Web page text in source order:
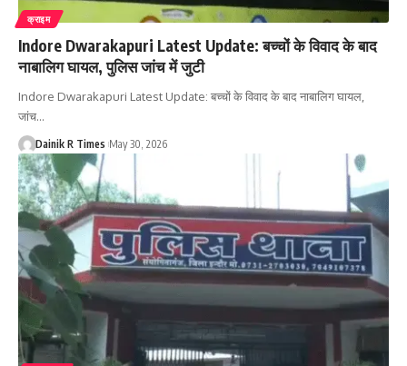
क्राइम
Indore Dwarakapuri Latest Update: बच्चों के विवाद के बाद
नाबालिग घायल, पुलिस जांच में जुटी
Indore Dwarakapuri Latest Update: बच्चों के विवाद के बाद नाबालिग घायल,
जांच…
Dainik R Times May 30, 2026